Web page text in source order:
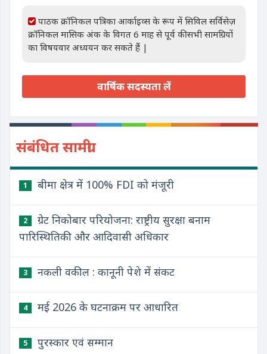
पाठक क्रॉनिकल पत्रिका आर्काइव्स के रूप में सिविल सर्विसेज़
क्रॉनिकल मासिक अंक के विगत 6 माह से पूर्व की सभी सामग्रियों
का विषयवार अध्ययन कर सकते हैं |
वार्षिक सदस्यता लें
संबंधित सामग्री
1 बीमा क्षेत्र में 100% FDI को मंजूरी
2
ग्रेट निकोबार परियोजना: राष्ट्रीय सुरक्षा बनाम
पारिस्थितिकी और आदिवासी अधिकार
3 नकली वकील : कानूनी पेशे में संकट
4 मई 2026 के घटनाक्रम पर आधारित
5 पुरस्कार एवं सम्मान